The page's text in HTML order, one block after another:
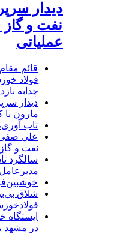
دیدار
نفت و گاز
عملیاتی
قائم
فولاد
چذابه
دیدار
مارون با
تاب
علی
نفت و
سالگرد
شلاق‌
در